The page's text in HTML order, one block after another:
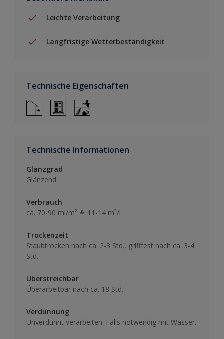
Leichte Verarbeitung
Langfristige Wetterbeständigkeit
Technische Eigenschaften
Technische Informationen
Glanzgrad
Glänzend
Verbrauch
ca. 70-90 ml/m² ≙ 11-14 m²/l
Trockenzeit
Staubtrocken nach ca. 2-3 Std., grifffest nach ca. 3-4
Std.
Überstreichbar
Überarbeitbar nach ca. 18 Std.
Verdünnung
Unverdünnt verarbeiten. Falls notwendig mit Wasser.